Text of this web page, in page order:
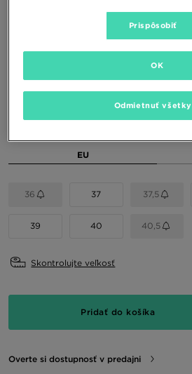
110,00 € -35% (Počiatočná cena)
EU
36 37 37,5
39 40 40,5
Skontrolujte veľkosť
Pridať do košíka
Overte si dostupnosť v predajni
Prispôsobiť
Odmietnuť všetky
OK